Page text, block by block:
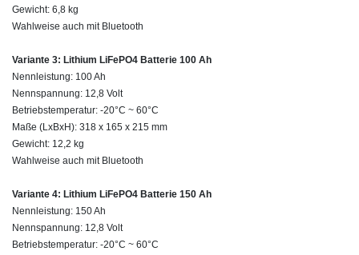
Gewicht: 6,8 kg
Wahlweise auch mit Bluetooth
Variante 3: Lithium LiFePO4 Batterie 100 Ah
Nennleistung: 100 Ah
Nennspannung: 12,8 Volt
Betriebstemperatur: -20°C ~ 60°C
Maße (LxBxH): 318 x 165 x 215 mm
Gewicht: 12,2 kg
Wahlweise auch mit Bluetooth
Variante 4: Lithium LiFePO4 Batterie 150 Ah
Nennleistung: 150 Ah
Nennspannung: 12,8 Volt
Betriebstemperatur: -20°C ~ 60°C